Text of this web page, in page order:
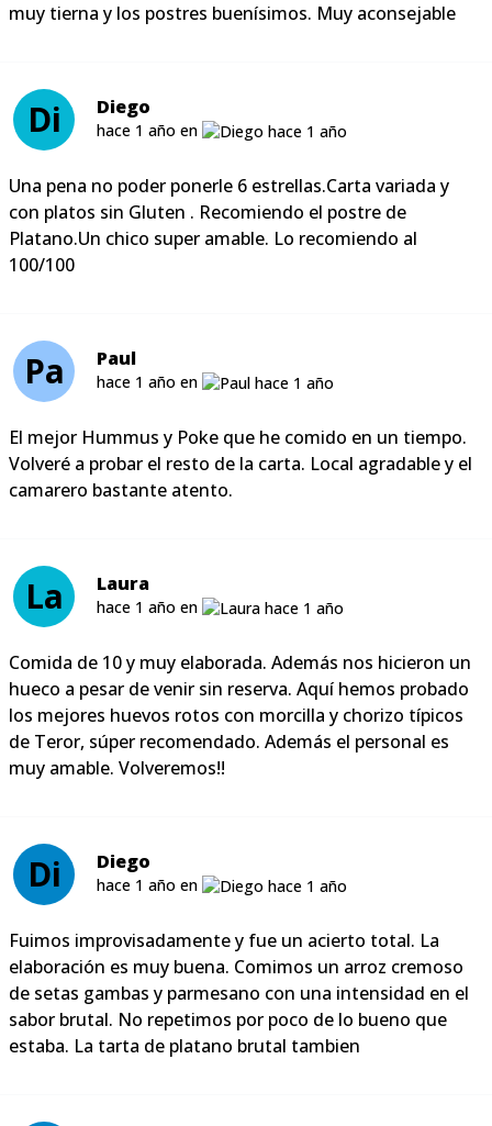
muy tierna y los postres buenísimos. Muy aconsejable
Di Diego
hace 1 año en
Una pena no poder ponerle 6 estrellas.Carta variada y
con platos sin Gluten . Recomiendo el postre de
Platano.Un chico super amable. Lo recomiendo al
100/100
Pa Paul
hace 1 año en
El mejor Hummus y Poke que he comido en un tiempo.
Volveré a probar el resto de la carta. Local agradable y el
camarero bastante atento.
La Laura
hace 1 año en
Comida de 10 y muy elaborada. Además nos hicieron un
hueco a pesar de venir sin reserva. Aquí hemos probado
los mejores huevos rotos con morcilla y chorizo típicos
de Teror, súper recomendado. Además el personal es
muy amable. Volveremos!!
Di Diego
hace 1 año en
Fuimos improvisadamente y fue un acierto total. La
elaboración es muy buena. Comimos un arroz cremoso
de setas gambas y parmesano con una intensidad en el
sabor brutal. No repetimos por poco de lo bueno que
estaba. La tarta de platano brutal tambien